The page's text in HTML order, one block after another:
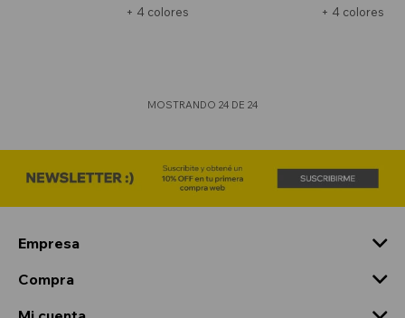
+ 4 colores + 4 colores
MOSTRANDO 24 DE 24
Empresa
Compra